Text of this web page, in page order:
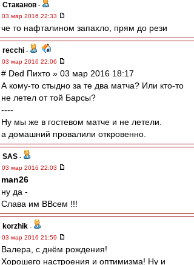
Cтаканов -
03 мар 2016 22:33
че то нафталином запахло, прям до рези
recchi -
03 мар 2016 22:06
# Ded Пихто » 03 мар 2016 18:17
А кому-то стыдно за те два матча? Или кто-то
не летел от той Барсы?
----
Ну мы же в гостевом матче и не летели.
а домашний провалили откровенно.
SAS -
03 мар 2016 22:03
man26
ну да -
Слава им ВВсем !!!
korzhik -
03 мар 2016 21:59
Валера, с днём рождения!
Хорошего настроения и оптимизма! Ну и